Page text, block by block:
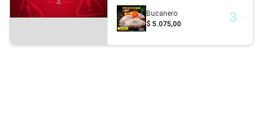
Bucanero
$ 5.075,00